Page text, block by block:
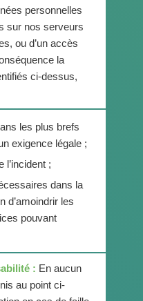
personnelles
sur nos serveurs
ou d’un accès
la
ci-dessus,
les plus brefs
exigence légale ;
l’incident ;
dans la
d’amoindrir les
pouvant
: En aucun
au point ci-